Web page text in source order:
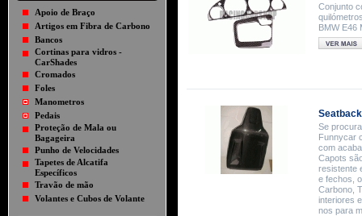
Apoio de Braço
Artigos em Fibra de Carbono
Bancos
Cortinas para vidros -
CarShades
Cromados
Foles
Manometros
Pedais
Proteção de Mala ou
Bagageira
Punho de Velocidades
Tapetes de Alcatifa
Específicos
Travão de mão
Volantes e Cubos de Volante
Conjunto
BMW E46
Se
Funnycar
com
Capots
resistente
e fechos,
Carbono,
interiores
nos para